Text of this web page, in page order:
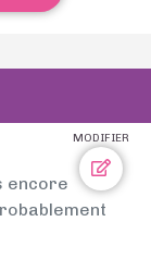
MODIFIER
encore